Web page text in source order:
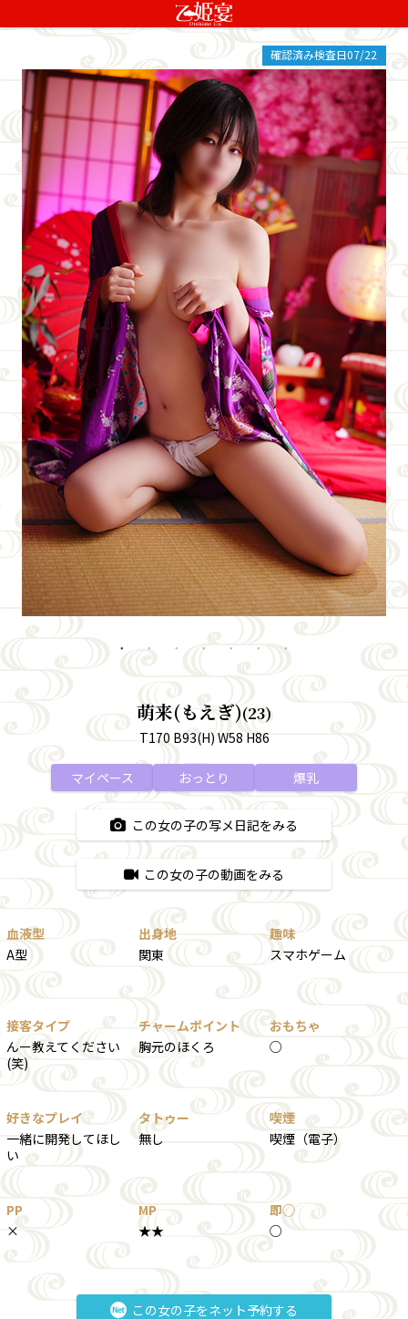
確認済み検査日07/22
萌来(もえぎ)(23)
T170 B93(H) W58 H86
マイペース おっとり 爆乳
この女の子の写メ日記をみる
この女の子の動画をみる
血液型
A型
出身地
関東
趣味
スマホゲーム
接客タイプ
んー教えてください
(笑)
チャームポイント
胸元のほくろ
おもちゃ
○
好きなプレイ
一緒に開発してほし
い
タトゥー
無し
喫煙
喫煙（電子）
PP
×
MP
★★
即◯
○
この女の子をネット予約する